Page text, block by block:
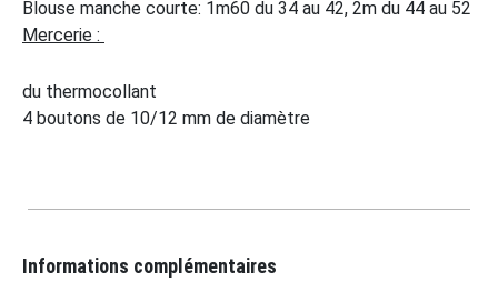
Blouse manche courte: 1m60 du 34 au 42, 2m du 44 au 52
Mercerie :
du thermocollant
4 boutons de 10/12 mm de diamètre
Informations complémentaires